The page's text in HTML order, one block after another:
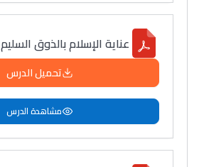
عناية الإسلام بالذوق السليم
تحميل الدرس
مشاهدة الدرس